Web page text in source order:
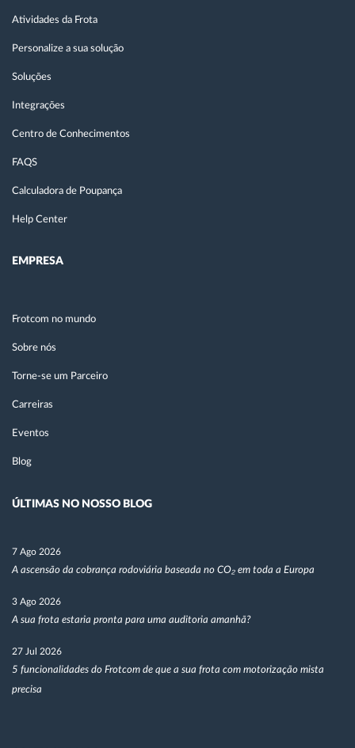
Atividades da Frota
Personalize a sua solução
Soluções
Integrações
Centro de Conhecimentos
FAQS
Calculadora de Poupança
Help Center
EMPRESA
Frotcom no mundo
Sobre nós
Torne-se um Parceiro
Carreiras
Eventos
Blog
ÚLTIMAS NO NOSSO BLOG
7 Ago 2026
A ascensão da cobrança rodoviária baseada no CO₂ em toda a Europa
3 Ago 2026
A sua frota estaria pronta para uma auditoria amanhã?
27 Jul 2026
5 funcionalidades do Frotcom de que a sua frota com motorização mista
precisa